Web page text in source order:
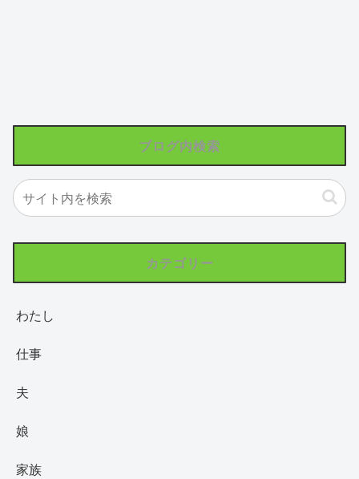
ブログ内検索
カテゴリー
わたし
仕事
夫
娘
家族